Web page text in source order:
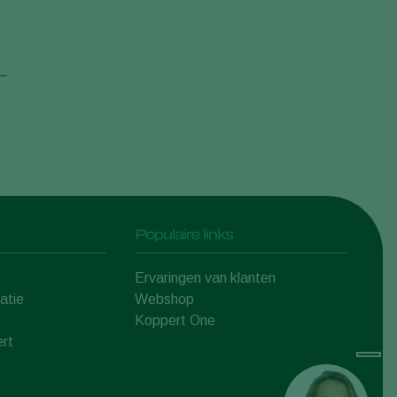
Populaire links
Ervaringen van klanten
Webshop
Koppert One